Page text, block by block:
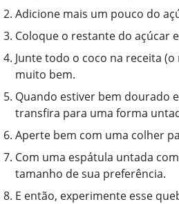
Adicione mais um pouco do
Coloque o restante do açúcar
Junte todo o coco na receita
muito bem.
Quando estiver bem dourado
transfira para uma forma
Aperte bem com uma colher
Com uma espátula untada
tamanho de sua preferência.
E então, experimente esse